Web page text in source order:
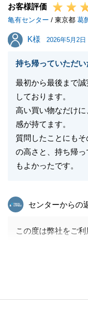
これからのご新居で
りますよう心より
また落ち着きました
かせください。
お客様評価
亀有センター / 東京都 葛
K様
K様 2026年5月2日
持ち帰っていただ
最初から最後まで
しております。
高い買い物なだけ
感が持てます。
質問したことにも
の高さと、持ち帰
もよかったです。
東急リバブル
センターからの
この度は弊社をご
くご紹介でき、ご
スムーズに進める事
K様のご協力あって